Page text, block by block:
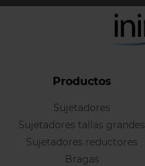
Productos
Sujetadores
Sujetadores tallas grandes
Sujetadores reductores
Bragas